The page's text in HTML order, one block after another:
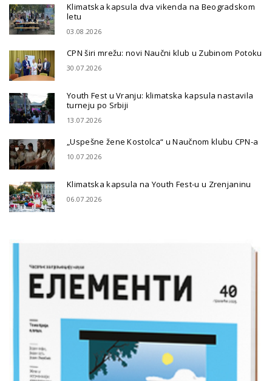
Klimatska kapsula dva vikenda na Beogradskom
letu
03.08.2026
CPN širi mrežu: novi Naučni klub u Zubinom Potoku
30.07.2026
Youth Fest u Vranju: klimatska kapsula nastavila
turneju po Srbiji
13.07.2026
„Uspešne žene Kostolca“ u Naučnom klubu CPN-a
10.07.2026
Klimatska kapsula na Youth Fest-u u Zrenjaninu
06.07.2026